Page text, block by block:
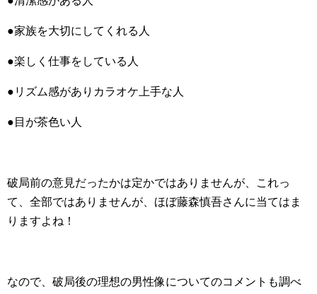
●家族を大切にしてくれる人
●楽しく仕事をしている人
●リズム感がありカラオケ上手な人
●目が茶色い人
破局前の意見だったかは定かではありませんが、これっ
て、全部ではありませんが、ほぼ藤森慎吾さんに当てはま
りますよね！
なので、破局後の理想の男性像についてのコメントも調べ